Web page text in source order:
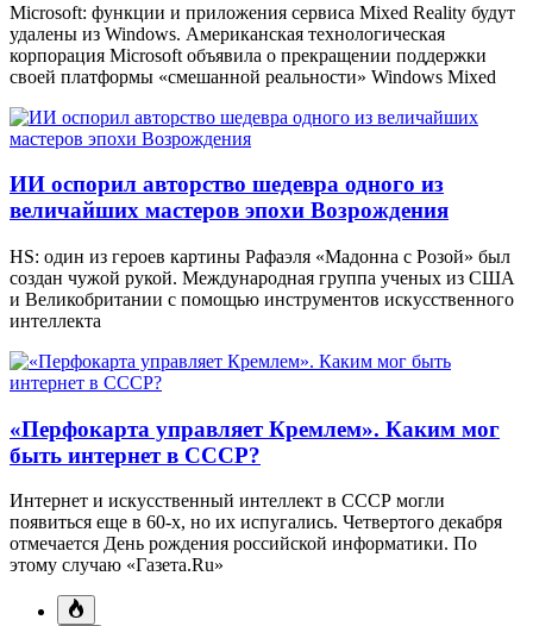
Microsoft: функции и приложения сервиса Mixed Reality будут
удалены из Windows. Американская технологическая
корпорация Microsoft объявила о прекращении поддержки
своей платформы «смешанной реальности» Windows Mixed
ИИ оспорил авторство шедевра одного из
величайших мастеров эпохи Возрождения
HS: один из героев картины Рафаэля «Мадонна с Розой» был
создан чужой рукой. Международная группа ученых из США
и Великобритании с помощью инструментов искусственного
интеллекта
«Перфокарта управляет Кремлем». Каким мог
быть интернет в СССР?
Интернет и искусственный интеллект в СССР могли
появиться еще в 60-х, но их испугались. Четвертого декабря
отмечается День рождения российской информатики. По
этому случаю «Газета.Ru»